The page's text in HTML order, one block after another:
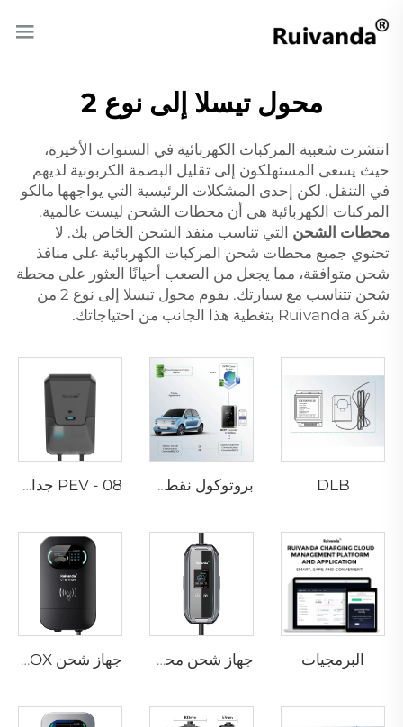
محول تيسلا إلى نوع 2
انتشرت شعبية المركبات الكهربائية في السنوات الأخيرة،
حيث يسعى المستهلكون إلى تقليل البصمة الكربونية لديهم
في التنقل. لكن إحدى المشكلات الرئيسية التي يواجهها مالكو
المركبات الكهربائية هي أن محطات الشحن ليست عالمية.
محطات الشحن التي تناسب منفذ الشحن الخاص بك. لا
تحتوي جميع محطات شحن المركبات الكهربائية على منافذ
شحن متوافقة، مما يجعل من الصعب أحيانًا العثور على محطة
شحن تتناسب مع سيارتك. يقوم محول تيسلا إلى نوع 2 من
شركة Ruivanda بتغطية هذا الجانب من احتياجاتك.
DLB بروتوكول نقطة الشحن المفتوح PEV - 08 جدار شحن سيارات كهربائية
البرمجيات جهاز شحن محمول P3-01 لمركبات EV جهاز شحن PEV-01 AC EV WALLBOX